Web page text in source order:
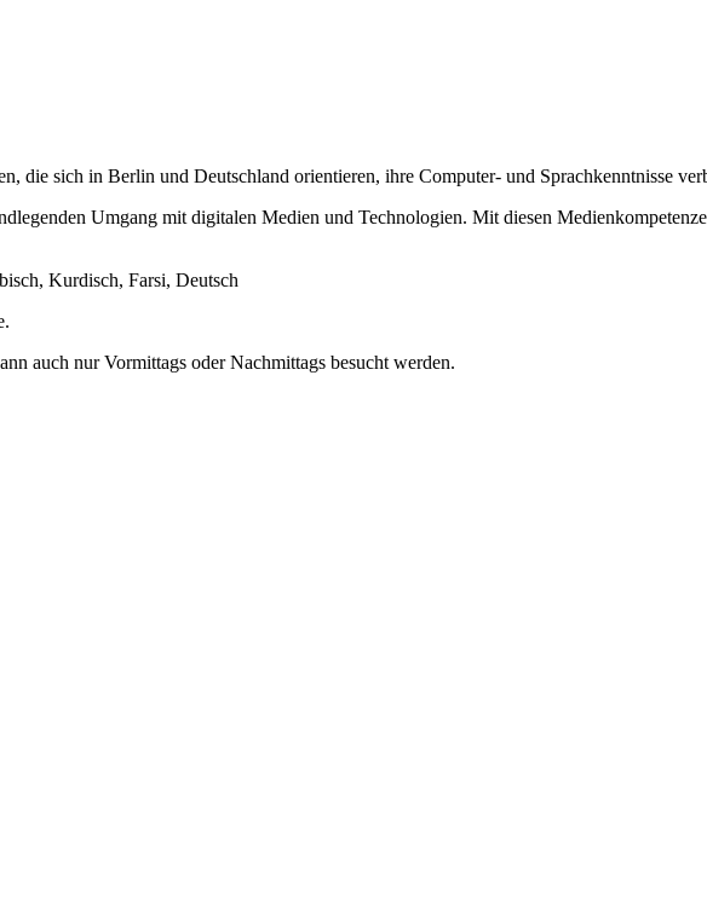
die sich in Berlin und Deutschland orientieren, ihre Computer- und Sprachkenntnisse
Umgang mit digitalen Medien und Technologien. Mit diesen
Kurdisch, Farsi, Deutsch
auch nur Vormittags oder Nachmittags besucht werden.